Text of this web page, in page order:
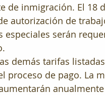
de inmigración. El 18
autorización de
especiales serán
demás tarifas
proceso de pago. La